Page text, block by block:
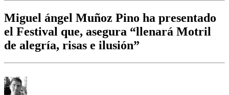
Miguel ángel Muñoz Pino ha presentado
el Festival que, asegura “llenará Motril
de alegría, risas e ilusión”